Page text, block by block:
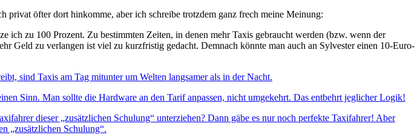
öfter dort hinkomme, aber ich schreibe trotzdem ganz frech meine Meinung:
ich zu 100 Prozent. Zu bestimmten Zeiten, in denen mehr Taxis gebraucht werden (bzw. wenn der
Geld zu verlangen ist viel zu kurzfristig gedacht. Demnach könnte man auch an Sylvester einen 10-Euro-
sind Taxis am Tag mitunter um Welten langsamer als in der Nacht.
Sinn. Man sollte die Hardware an den Tarif anpassen, nicht umgekehrt. Das entbehrt jeglicher Logik!
dieser „zusätzlichen Schulung“ unterziehen? Dann gäbe es nur noch perfekte Taxifahrer! Aber
„zusätzlichen Schulung“.